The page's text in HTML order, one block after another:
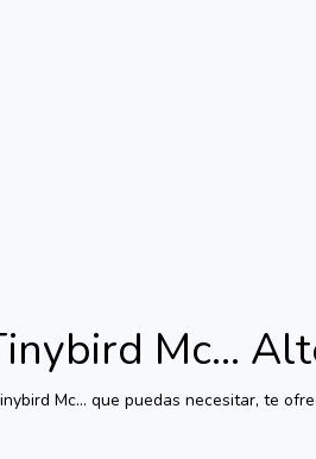
Mc...
Mc... que puedas necesitar, te